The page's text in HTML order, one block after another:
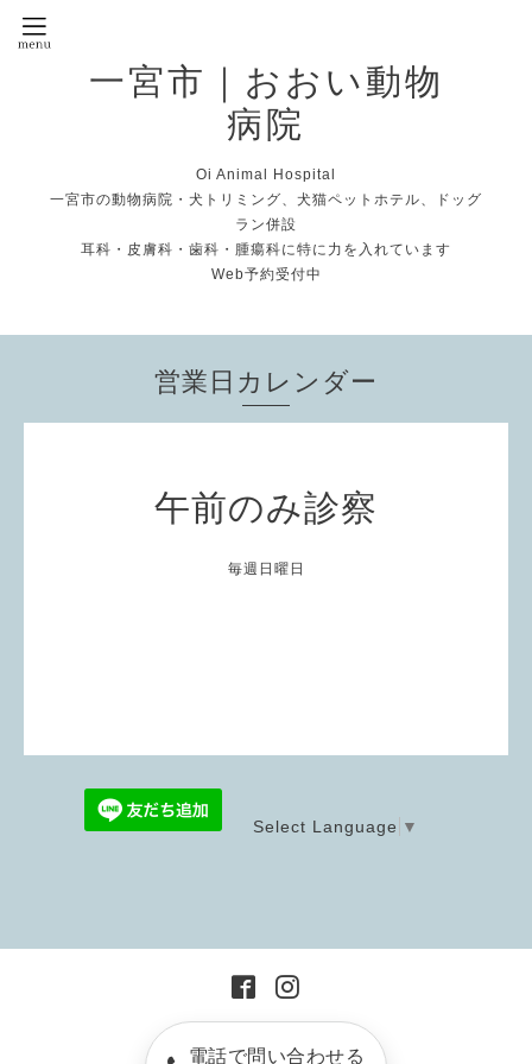
一宮市｜おおい動物
病院
Oi Animal Hospital
一宮市の動物病院・犬トリミング、犬猫ペットホテル、ドッグ
ラン併設
耳科・皮膚科・歯科・腫瘍科に特に力を入れています
Web予約受付中
営業日カレンダー
午前のみ診察
毎週日曜日
Select Language ▼
電話で問い合わせる